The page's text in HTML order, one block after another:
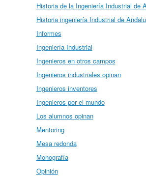
Historia de la Ingeniería Industrial de
Historia ingeniería Industrial de
Informes
Ingeniería Industrial
Ingenieros en otros campos
Ingenieros industriales opinan
Ingenieros inventores
Ingenieros por el mundo
Los alumnos opinan
Mentoring
Mesa redonda
Monografía
Opinión